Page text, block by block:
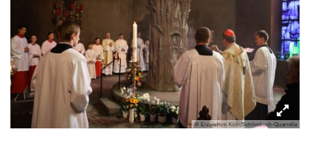
© Erzbistum Köln/Schlimbach-Quarrella